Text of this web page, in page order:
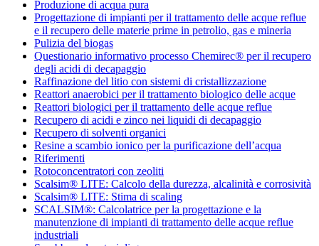
Produzione di acqua pura
Progettazione di impianti per il trattamento delle acque reflue
e il recupero delle materie prime in petrolio, gas e mineria
Pulizia del biogas
Questionario informativo processo Chemirec® per il recupero
degli acidi di decapaggio
Raffinazione del litio con sistemi di cristallizzazione
Reattori anaerobici per il trattamento biologico delle acque
Reattori biologici per il trattamento delle acque reflue
Recupero di acidi e zinco nei liquidi di decapaggio
Recupero di solventi organici
Resine a scambio ionico per la purificazione dell’acqua
Riferimenti
Rotoconcentratori con zeoliti
Scalsim® LITE: Calcolo della durezza, alcalinità e corrosività
Scalsim® LITE: Stima di scaling
SCALSIM®: Calcolatrice per la progettazione e la
manutenzione di impianti di trattamento delle acque reflue
industriali